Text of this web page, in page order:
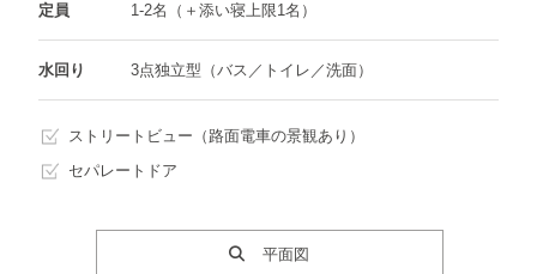
定員 1-2名（＋添い寝上限1名）
水回り 3点独立型（バス／トイレ／洗面）
ストリートビュー（路面電車の景観あり）
セパレートドア
平面図